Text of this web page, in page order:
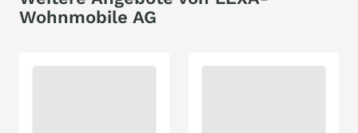
Wohnmobile AG